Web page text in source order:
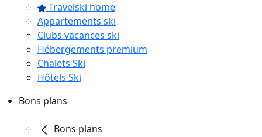
Travelski home
Appartements ski
Clubs vacances ski
Hébergements premium
Chalets Ski
Hôtels Ski
Bons plans
Bons plans